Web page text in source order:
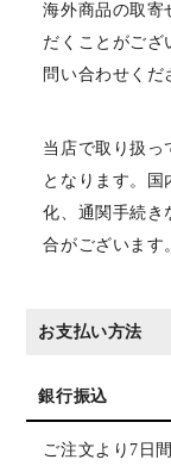
海外商品の取寄
だくことがござ
問い合わせくだ
当店で取り扱っ
となります。国
化、通関手続き
合がございます
お支払い方法
銀行振込
ご注文より7日